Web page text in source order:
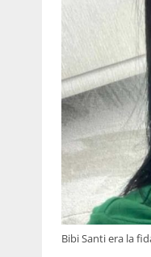
Bibi Santi era la